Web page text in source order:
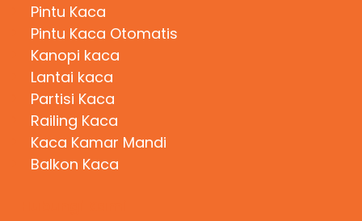
Pintu Kaca
Pintu Kaca Otomatis
Kanopi kaca
Lantai kaca
Partisi Kaca
Railing Kaca
Kaca Kamar Mandi
Balkon Kaca